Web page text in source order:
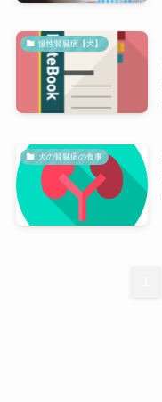
慢性腎臓病【犬】
犬の腎臓病の食事